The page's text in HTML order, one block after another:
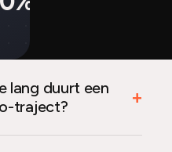
lang duurt een
traject?